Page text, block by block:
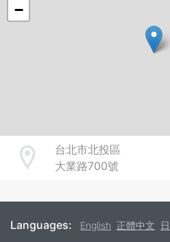
−
Address
台北市北投區
大業路700號
Languages: English 正體中文